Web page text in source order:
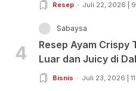
Resep Juli 22, 2026 |
4
Sabaysa
Resep Ayam Crispy
Luar dan Juicy di
Bisnis Juli 23, 2026 |